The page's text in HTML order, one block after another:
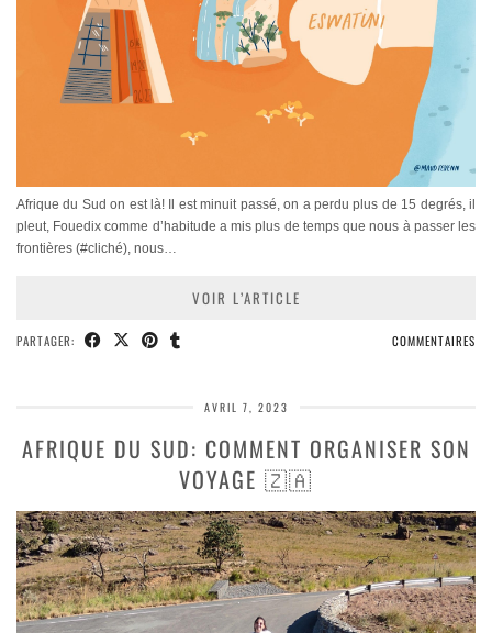
Afrique du Sud on est là! Il est minuit passé, on a perdu plus de 15 degrés, il
pleut, Fouedix comme d’habitude a mis plus de temps que nous à passer les
frontières (#cliché), nous…
VOIR L’ARTICLE
PARTAGER: COMMENTAIRES
AVRIL 7, 2023
AFRIQUE DU SUD: COMMENT ORGANISER SON
VOYAGE 🇿🇦